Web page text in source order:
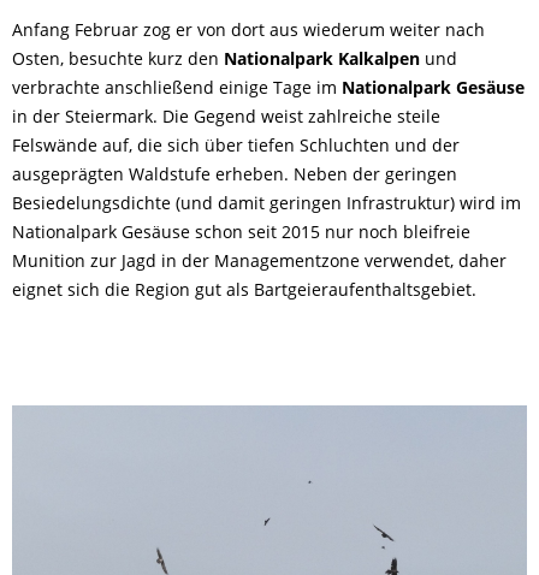
Anfang Februar zog er von dort aus wiederum weiter nach
Osten, besuchte kurz den Nationalpark Kalkalpen und
verbrachte anschließend einige Tage im Nationalpark Gesäuse
in der Steiermark. Die Gegend weist zahlreiche steile
Felswände auf, die sich über tiefen Schluchten und der
ausgeprägten Waldstufe erheben. Neben der geringen
Besiedelungsdichte (und damit geringen Infrastruktur) wird im
Nationalpark Gesäuse schon seit 2015 nur noch bleifreie
Munition zur Jagd in der Managementzone verwendet, daher
eignet sich die Region gut als Bartgeieraufenthaltsgebiet.